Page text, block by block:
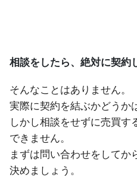
相談をしたら、絶対に契約
そんなことはありません。
実際に契約を結ぶかどうか
しかし相談をせずに売買す
できません。
まずは問い合わせをしてか
決めましょう。